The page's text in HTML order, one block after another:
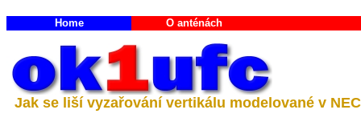
Home O anténách
Jak se liší vyzařování vertikálu modelované v